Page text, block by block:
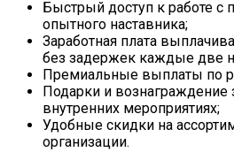
Быстрый доступ к работе с
опытного наставника;
Заработная плата
без задержек каждые две
Премиальные выплаты по
Подарки и вознаграждение
внутренних мероприятиях;
Удобные скидки на
организации.